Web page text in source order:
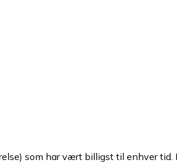
som har vært billigst til enhver tid.